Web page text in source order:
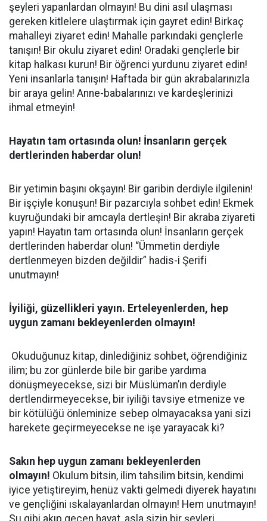
şeyleri yapanlardan olmayın! Bu dini asıl ulaşması
gereken kitlelere ulaştırmak için gayret edin! Birkaç
mahalleyi ziyaret edin! Mahalle parkındaki gençlerle
tanışın! Bir okulu ziyaret edin! Oradaki gençlerle bir
kitap halkası kurun! Bir öğrenci yurdunu ziyaret edin!
Yeni insanlarla tanışın! Haftada bir gün akrabalarınızla
bir araya gelin! Anne-babalarınızı ve kardeşlerinizi
ihmal etmeyin!
Hayatın tam ortasında olun! İnsanların gerçek
dertlerinden haberdar olun!
Bir yetimin başını okşayın! Bir garibin derdiyle ilgilenin!
Bir işçiyle konuşun! Bir pazarcıyla sohbet edin! Ekmek
kuyruğundaki bir amcayla dertleşin! Bir akraba ziyareti
yapın! Hayatın tam ortasında olun! İnsanların gerçek
dertlerinden haberdar olun! “Ümmetin derdiyle
dertlenmeyen bizden değildir” hadis-i Şerifi
unutmayın!
İyiliği, güzellikleri yayın. Erteleyenlerden, hep
uygun zamanı bekleyenlerden olmayın!
Okuduğunuz kitap, dinlediğiniz sohbet, öğrendiğiniz
ilim; bu zor günlerde bile bir garibe yardıma
dönüşmeyecekse, sizi bir Müslüman’ın derdiyle
dertlendirmeyecekse, bir iyiliği tavsiye etmenize ve
bir kötülüğü önleminize sebep olmayacaksa yani sizi
harekete geçirmeyecekse ne işe yarayacak ki?
Sakın hep uygun zamanı bekleyenlerden
olmayın! Okulum bitsin, ilim tahsilim bitsin, kendimi
iyice yetiştireyim, henüz vakti gelmedi diyerek hayatını
ve gençliğini ıskalayanlardan olmayın! Hem unutmayın!